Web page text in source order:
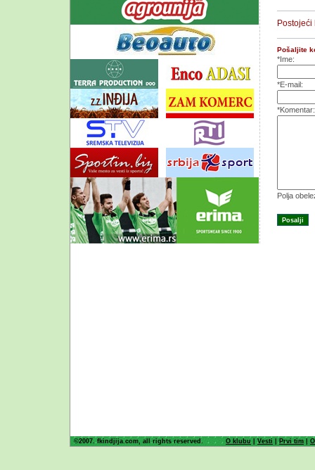
Postojeći
Pošaljite
*Ime:
*E-mail:
*Komentar:
Polja
©2007. fkindjija.com, all rights reserved. O klubu |Vesti | Prvi tim |